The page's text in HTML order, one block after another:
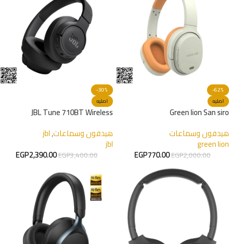
-62%
اصليه
Green lion San siro
هيدفون وسماعات
green lion
EGP2,000.00
EGP770.00
-30%
اصليه
JBL Tune 710BT Wireless
هيدفون وسماعات,
jbl
jbl
EGP3,400.00
EGP2,390.00